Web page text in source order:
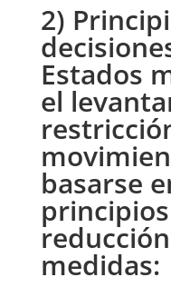
2)
Estados
el
basarse
medidas: